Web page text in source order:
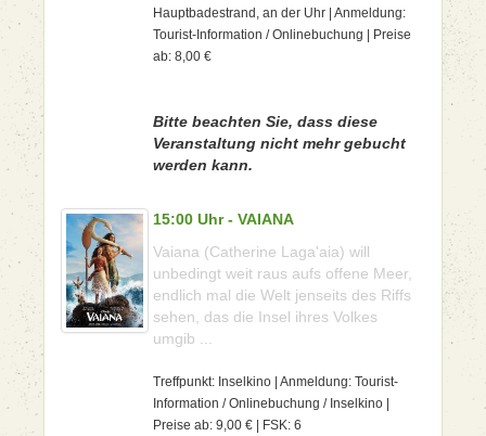
Hauptbadestrand, an der Uhr | Anmeldung:
Tourist-Information / Onlinebuchung | Preise
ab: 8,00 €
Bitte beachten Sie, dass diese
Veranstaltung nicht mehr gebucht
werden kann.
15:00 Uhr - VAIANA
Vaiana (Catherine Laga'aia) will
unbedingt weit raus aufs offene Meer,
endlich mal die Welt jenseits des Riffs
sehen, das die Insel ihres Volkes
umgib ...
Treffpunkt: Inselkino | Anmeldung: Tourist-
Information / Onlinebuchung / Inselkino |
Preise ab: 9,00 € | FSK: 6